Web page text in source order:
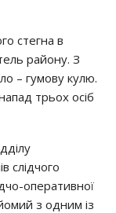
стегна в
району. З
– гумову кулю.
трьох осіб
слідчого
оперативної
з одним із